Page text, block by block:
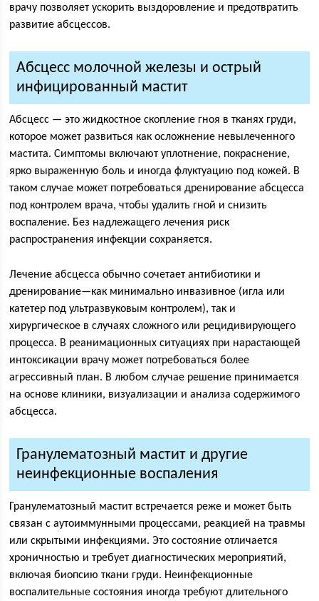
врачу позволяет ускорить выздоровление и предотвратить
развитие абсцессов.
Абсцесс молочной железы и острый
инфицированный мастит
Абсцесс — это жидкостное скопление гноя в тканях груди,
которое может развиться как осложнение невылеченного
мастита. Симптомы включают уплотнение, покраснение,
ярко выраженную боль и иногда флуктуацию под кожей. В
таком случае может потребоваться дренирование абсцесса
под контролем врача, чтобы удалить гной и снизить
воспаление. Без надлежащего лечения риск
распространения инфекции сохраняется.
Лечение абсцесса обычно сочетает антибиотики и
дренирование—как минимально инвазивное (игла или
катетер под ультразвуковым контролем), так и
хирургическое в случаях сложного или рецидивирующего
процесса. В реанимационных ситуациях при нарастающей
интоксикации врачу может потребоваться более
агрессивный план. В любом случае решение принимается
на основе клиники, визуализации и анализа содержимого
абсцесса.
Гранулематозный мастит и другие
неинфекционные воспаления
Гранулематозный мастит встречается реже и может быть
связан с аутоиммунными процессами, реакцией на травмы
или скрытыми инфекциями. Это состояние отличается
хроничностью и требует диагностических мероприятий,
включая биопсию ткани груди. Неинфекционные
воспалительные состояния иногда требуют длительного